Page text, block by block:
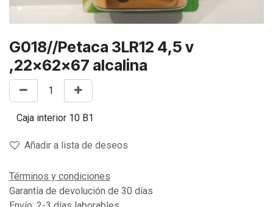
G018//Petaca 3LR12 4,5 v
,22x62x67 alcalina
Añadir a lista de deseos
Términos y condiciones
Garantía de devolución de 30 días